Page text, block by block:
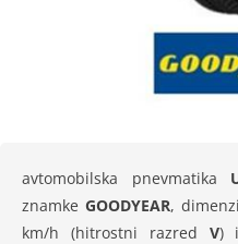
avtomobilska pnevmatika
znamke GOODYEAR,
km/h (hitrostni razred V)